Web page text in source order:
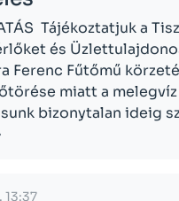
Tájékoztatjuk a
és
Ferenc Fűtőmű
miatt a melegvíz
bizonytalan ideig
13:37